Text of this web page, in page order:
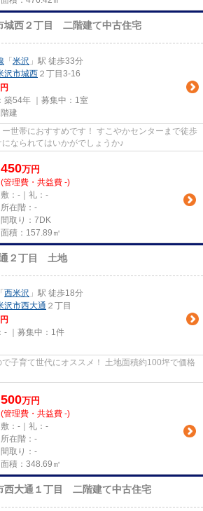
城西２丁目 二階建て中古住宅
「 米沢 」駅 徒歩33分
沢市城西 ２丁目3-16
築54年 ｜募集中： 1室
建
世帯におすすめです！ すこやかセンターまで徒歩
なられてはいかがでしょうか♪
450万円
(管理費・共益費 -)
敷：-｜礼：-
所在階：-
間取り：7DK
面積：157.89㎡
２丁目 土地
「 西米沢 」駅 徒歩18分
沢市西大通 ２丁目
- ｜募集中： 1件
子育て世代にオススメ！ 土地面積約100坪で価格
500万円
(管理費・共益費 -)
敷：-｜礼：-
所在階：-
間取り：-
面積：348.69㎡
西大通１丁目 二階建て中古住宅